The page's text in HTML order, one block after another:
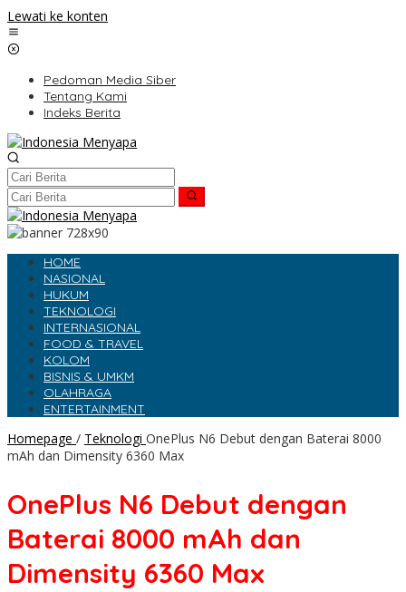
Lewati ke konten
Pedoman Media Siber
Tentang Kami
Indeks Berita
HOME
NASIONAL
HUKUM
TEKNOLOGI
INTERNASIONAL
FOOD & TRAVEL
KOLOM
BISNIS & UMKM
OLAHRAGA
ENTERTAINMENT
Homepage / Teknologi OnePlus N6 Debut dengan Baterai 8000
mAh dan Dimensity 6360 Max
OnePlus N6 Debut dengan
Baterai 8000 mAh dan
Dimensity 6360 Max